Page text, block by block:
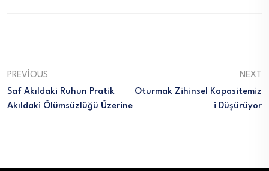
PREVIOUS
Saf Akıldaki Ruhun Pratik
Akıldaki Ölümsüzlüğü Üzerine
NEXT
Oturmak Zihinsel Kapasitemiz
I Düşürüyor